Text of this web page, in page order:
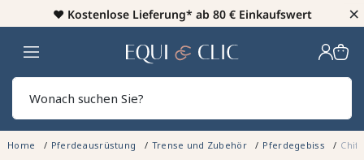
♥️ Kostenlose Lieferung* ab 80 € Einkaufswert ×
Heim
Home Pferdeausrüstung Trense und Zubehör Pferdegebiss